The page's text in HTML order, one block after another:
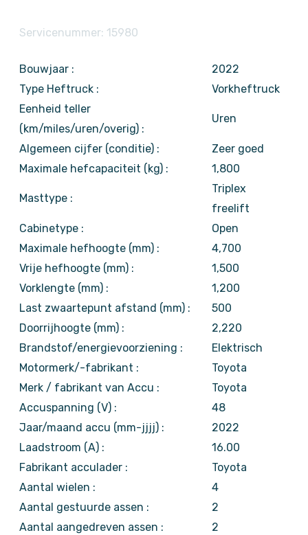
Servicenummer: 15980
Bouwjaar :
2022
Type Heftruck :
Vorkheftruck
Eenheid teller
(km/miles/uren/overig) :
Uren
Algemeen cijfer (conditie) :
Zeer goed
Maximale hefcapaciteit (kg) :
1,800
Masttype :
Triplex
freelift
Cabinetype :
Open
Maximale hefhoogte (mm) :
4,700
Vrije hefhoogte (mm) :
1,500
Vorklengte (mm) :
1,200
Last zwaartepunt afstand (mm) :
500
Doorrijhoogte (mm) :
2,220
Brandstof/energievoorziening :
Elektrisch
Motormerk/-fabrikant :
Toyota
Merk / fabrikant van Accu :
Toyota
Accuspanning (V) :
48
Jaar/maand accu (mm-jjjj) :
2022
Laadstroom (A) :
16.00
Fabrikant acculader :
Toyota
Aantal wielen :
4
Aantal gestuurde assen :
2
Aantal aangedreven assen :
2